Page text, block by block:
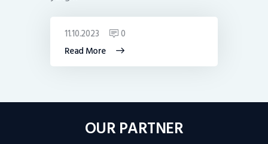
Read More
11.10.2023 0
OUR PARTNER